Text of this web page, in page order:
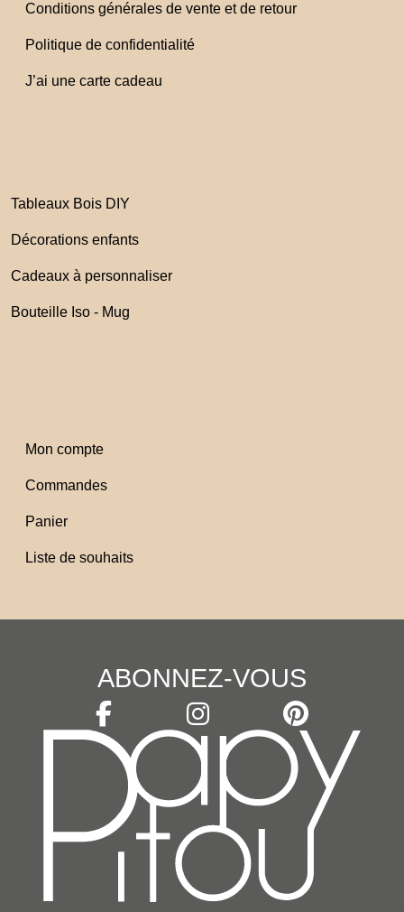
Conditions générales de vente et de retour
Politique de confidentialité
J’ai une carte cadeau
Tableaux Bois DIY
Décorations enfants
Cadeaux à personnaliser
Bouteille Iso - Mug
Mon compte
Commandes
Panier
Liste de souhaits
ABONNEZ-VOUS